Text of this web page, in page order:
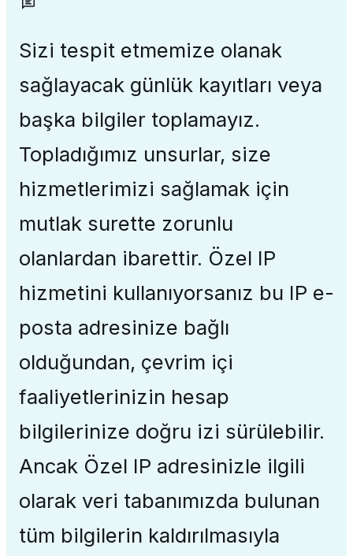
Sizi tespit etmemize olanak
sağlayacak günlük kayıtları veya
başka bilgiler toplamayız.
Topladığımız unsurlar, size
hizmetlerimizi sağlamak için
mutlak surette zorunlu
olanlardan ibarettir. Özel IP
hizmetini kullanıyorsanız bu IP e-
posta adresinize bağlı
olduğundan, çevrim içi
faaliyetlerinizin hesap
bilgilerinize doğru izi sürülebilir.
Ancak Özel IP adresinizle ilgili
olarak veri tabanımızda bulunan
tüm bilgilerin kaldırılmasıyla